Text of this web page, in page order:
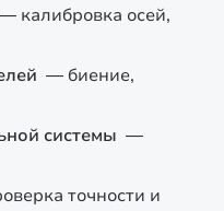
— калибровка осей,
— биение,
системы —
точности и